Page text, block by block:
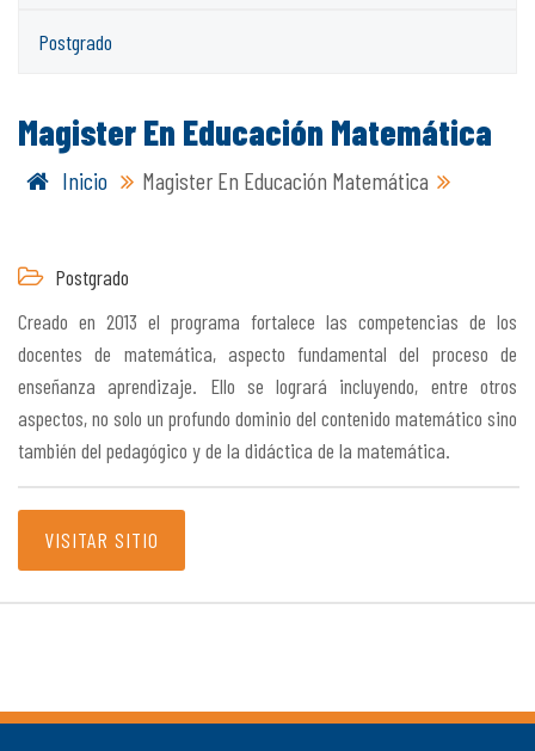
Postgrado
Magister En Educación Matemática
Inicio Magister En Educación Matemática
Postgrado
Creado en 2013 el programa fortalece las competencias de los
docentes de matemática, aspecto fundamental del proceso de
enseñanza aprendizaje. Ello se logrará incluyendo, entre otros
aspectos, no solo un profundo dominio del contenido matemático sino
también del pedagógico y de la didáctica de la matemática.
VISITAR SITIO